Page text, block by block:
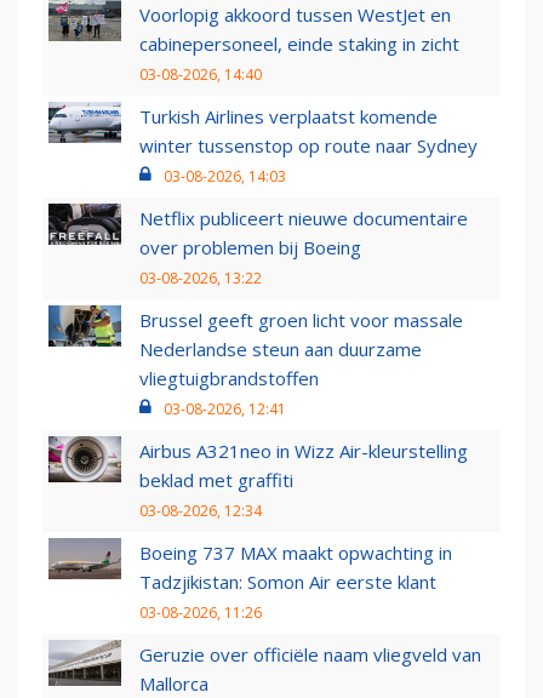
Voorlopig akkoord tussen WestJet en
cabinepersoneel, einde staking in zicht
03-08-2026, 14:40
Turkish Airlines verplaatst komende
winter tussenstop op route naar Sydney
03-08-2026, 14:03
Netflix publiceert nieuwe documentaire
over problemen bij Boeing
03-08-2026, 13:22
Brussel geeft groen licht voor massale
Nederlandse steun aan duurzame
vliegtuigbrandstoffen
03-08-2026, 12:41
Airbus A321neo in Wizz Air-kleurstelling
beklad met graffiti
03-08-2026, 12:34
Boeing 737 MAX maakt opwachting in
Tadzjikistan: Somon Air eerste klant
03-08-2026, 11:26
Geruzie over officiële naam vliegveld van
Mallorca